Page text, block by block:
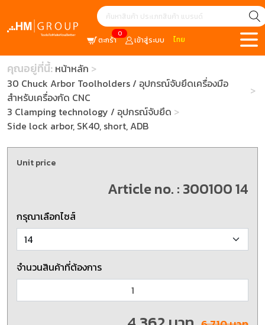
0
ตะกร้า เข้าสู่ระบบ ไทย
คุณอยู่ที่นี้: หน้าหลัก
30 Chuck Arbor Toolholders / อุปกรณ์จับยึดเครื่องมือ
สำหรับเครื่องกัด CNC
3 Clamping technology / อุปกรณ์จับยึด
Side lock arbor, SK40, short, ADB
Unit price
Article no. : 300100 14
กรุณาเลือกไซส์
จำนวนสินค้าที่ต้องการ